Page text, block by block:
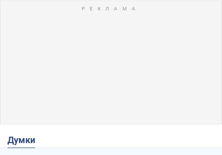
Думки